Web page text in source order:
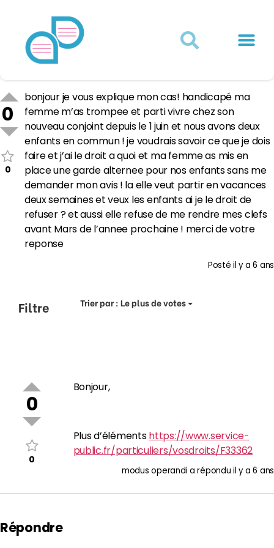
0
0
bonjour je vous explique mon cas! handicapé ma
femme m’as trompee et parti vivre chez son
nouveau conjoint depuis le 1 juin et nous avons deux
enfants en commun ! je voudrais savoir ce que je dois
faire et j’ai le droit a quoi et ma femme as mis en
place une garde alternee pour nos enfants sans me
demander mon avis ! la elle veut partir en vacances
deux semaines et veux les enfants ai je le droit de
refuser ? et aussi elle refuse de me rendre mes clefs
avant Mars de l’annee prochaine ! merci de votre
reponse
Postéil y a 6 ans
Filtre Trier par :Le plus de votes
0
0
Bonjour,
Plus d’élémentshttps://www.service-
public.fr/particuliers/vosdroits/F33362
modus operandi a réponduil y a 6 ans
Répondre